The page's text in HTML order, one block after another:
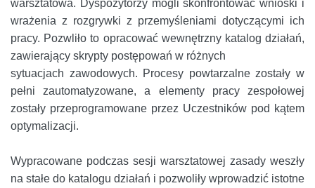
warsztatowa. Dyspozytorzy mogli skonfrontować wnioski i
wrażenia z rozgrywki z przemyśleniami dotyczącymi ich
pracy. Pozwliło to opracować wewnętrzny katalog działań,
zawierający skrypty postępowań w różnych
sytuacjach zawodowych. Procesy powtarzalne zostały w
pełni zautomatyzowane, a elementy pracy zespołowej
zostały przeprogramowane przez Uczestników pod kątem
optymalizacji.
Wypracowane podczas sesji warsztatowej zasady weszły
na stałe do katalogu działań i pozwoliły wprowadzić istotne